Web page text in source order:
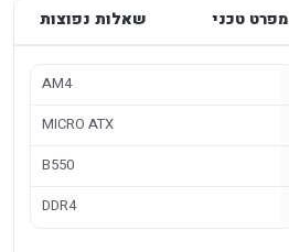
מפרט טכני שאלות נפוצות
AM4
MICRO ATX
B550
DDR4